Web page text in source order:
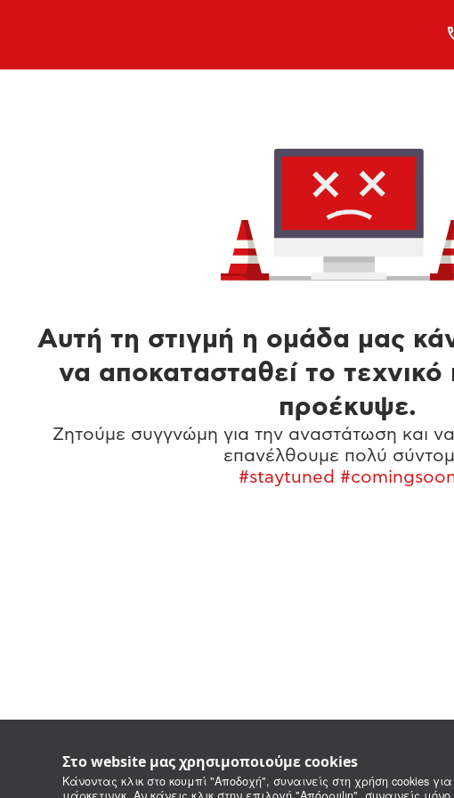
Στο website μας χρησιμοποιούμε cookies
Κάνοντας κλικ στο κουμπί "Αποδοχή", συναινείς στη χρήση cookies για
Αυτή τη στιγμή η ομάδα μας
να αποκατασταθεί το
προέκυψε.
Ζητούμε συγγνώμη για την αναστάτωση και να
επανέλθουμε πολύ
#staytuned